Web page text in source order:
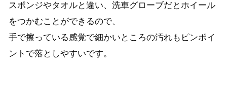
スポンジやタオルと違い、洗車グローブだとホイール
をつかむことができるので、
手で擦っている感覚で細かいところの汚れもピンポイ
ントで落としやすいです。